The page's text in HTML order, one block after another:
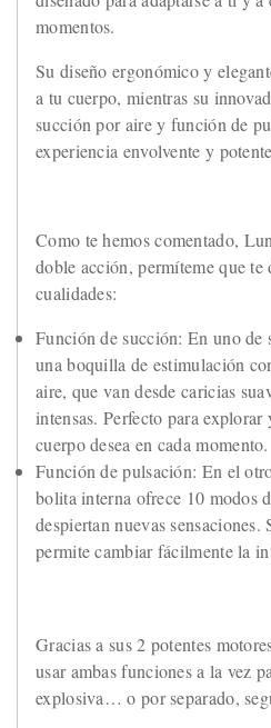
momentos.
Su diseño ergonómico y
a tu cuerpo, mientras su
succión por aire y función de
experiencia envolvente y
Como te hemos comentado,
doble acción, permíteme que te
cualidades:
Función de succión: En uno de
una boquilla de estimulación
aire, que van desde caricias
intensas. Perfecto para
cuerpo desea en cada momento.
Función de pulsación: En el
bolita interna ofrece 10 modos
despiertan nuevas
permite cambiar fácilmente la
Gracias a sus 2 potentes
usar ambas funciones a la vez
explosiva… o por separado,